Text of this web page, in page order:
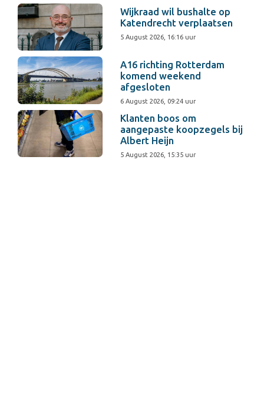
Wijkraad wil bushalte op
Katendrecht verplaatsen
5 August 2026, 16:16 uur
A16 richting Rotterdam
komend weekend
afgesloten
6 August 2026, 09:24 uur
Klanten boos om
aangepaste koopzegels bij
Albert Heijn
5 August 2026, 15:35 uur